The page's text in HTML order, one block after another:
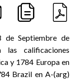
de Septiembre de
las calificaciones
y 1784 Europa en
Brazil en A-(arg)